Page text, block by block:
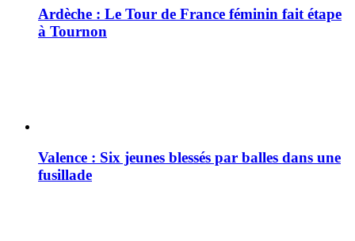
Ardèche : Le Tour de France féminin fait étape
à Tournon
Valence : Six jeunes blessés par balles dans une
fusillade